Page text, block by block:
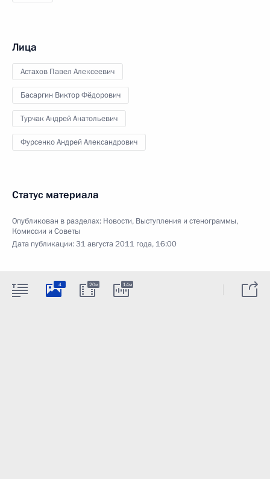
Лица
Астахов Павел Алексеевич
Басаргин Виктор Фёдорович
Турчак Андрей Анатольевич
Фурсенко Андрей Александрович
Статус материала
Опубликован в разделах: Новости, Выступления и стенограммы,
Комиссии и Советы
Дата публикации:31 августа 2011 года, 16:00
4 20м 14м